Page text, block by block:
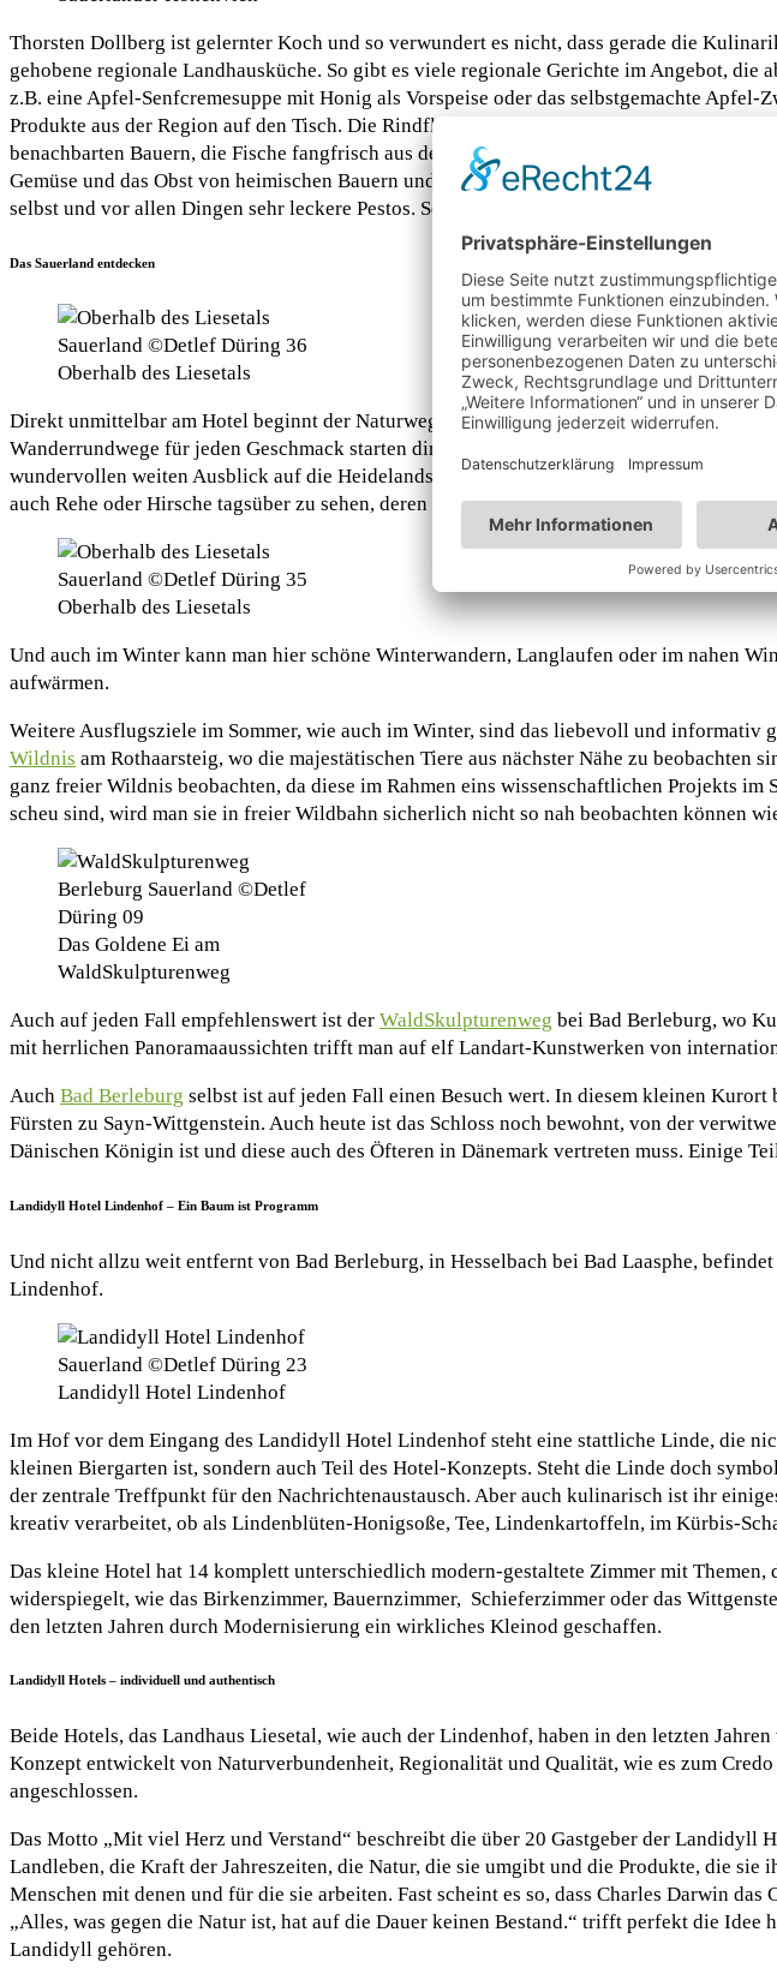
Thorsten Dollberg ist gelernter Koch und so verwundert es nicht, dass gerade die
gehobene regionale Landhausküche. So gibt es viele regionale Gerichte im Angebot,
z.B. eine Apfel-Senfcremesuppe mit Honig als Vorspeise oder das selbstgemachte
Produkte aus der Region auf den Tisch. Die Rindfleischspezialitäten, wie bereits
benachbarten Bauern, die Fische fangfrisch aus dem Liese- , dem nahe gelegenen
Gemüse und das Obst von heimischen Bauern und die Kräuter aus dem hauseigenen
selbst und vor allen Dingen sehr leckere Pestos. Seine Frau macht köstliche Marmeladen
Das Sauerland entdecken
Oberhalb des Liesetals
Direkt unmittelbar am Hotel beginnt der Naturweg Liesetal, der sich durch das
Wanderrundwege für jeden Geschmack starten direkt am Hotel oder im nahen
wundervollen weiten Ausblick auf die Heidelandschaften und bewaldeten Höhenzüge
auch Rehe oder Hirsche tagsüber zu sehen, deren Röhren man gerade in der Brunftzeit
Oberhalb des Liesetals
Und auch im Winter kann man hier schöne Winterwandern, Langlaufen oder im nahen
aufwärmen.
Weitere Ausflugsziele im Sommer, wie auch im Winter, sind das liebevoll und informativ
Wildnis am Rothaarsteig, wo die majestätischen Tiere aus nächster Nähe zu beobachten
ganz freier Wildnis beobachten, da diese im Rahmen eins wissenschaftlichen Projekts
scheu sind, wird man sie in freier Wildbahn sicherlich nicht so nah beobachten können
Das Goldene Ei am
WaldSkulpturenweg
Auch auf jeden Fall empfehlenswert ist der WaldSkulpturenweg bei Bad Berleburg, wo
mit herrlichen Panoramaaussichten trifft man auf elf Landart-Kunstwerken von
Auch Bad Berleburg selbst ist auf jeden Fall einen Besuch wert. In diesem kleinen
Fürsten zu Sayn-Wittgenstein. Auch heute ist das Schloss noch bewohnt, von der
Dänischen Königin ist und diese auch des Öfteren in Dänemark vertreten muss. Einige
Landidyll Hotel Lindenhof – Ein Baum ist Programm
Und nicht allzu weit entfernt von Bad Berleburg, in Hesselbach bei Bad Laasphe,
Lindenhof.
Landidyll Hotel Lindenhof
Im Hof vor dem Eingang des Landidyll Hotel Lindenhof steht eine stattliche Linde, die
kleinen Biergarten ist, sondern auch Teil des Hotel-Konzepts. Steht die Linde doch
der zentrale Treffpunkt für den Nachrichtenaustausch. Aber auch kulinarisch ist ihr
kreativ verarbeitet, ob als Lindenblüten-Honigsoße, Tee, Lindenkartoffeln, im Kürbis-
Das kleine Hotel hat 14 komplett unterschiedlich modern-gestaltete Zimmer mit
widerspiegelt, wie das Birkenzimmer, Bauernzimmer, Schieferzimmer oder das
den letzten Jahren durch Modernisierung ein wirkliches Kleinod geschaffen.
Landidyll Hotels – individuell und authentisch
Beide Hotels, das Landhaus Liesetal, wie auch der Lindenhof, haben in den letzten
Konzept entwickelt von Naturverbundenheit, Regionalität und Qualität, wie es zum
angeschlossen.
Das Motto „Mit viel Herz und Verstand“ beschreibt die über 20 Gastgeber der Landidyll
Landleben, die Kraft der Jahreszeiten, die Natur, die sie umgibt und die Produkte, die sie
Menschen mit denen und für die sie arbeiten. Fast scheint es so, dass Charles Darwin
„Alles, was gegen die Natur ist, hat auf die Dauer keinen Bestand.“ trifft perfekt die
Landidyll gehören.